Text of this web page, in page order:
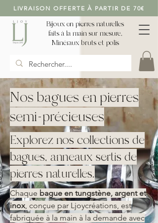
LIVRAISON OFFERTE À PARTIR DE 70€
Bijoux en pierres naturelles
faits à la main sur mesure,
Minéraux bruts et polis
Nos bagues en pierres
semi-précieuses
Explorez nos collections de
bagues, anneaux sertis de
pierres naturelles.
Chaque bague en tungstène, argent et
inox , conçue par Ljoycréations, est
fabriquée à la main à la demande avec